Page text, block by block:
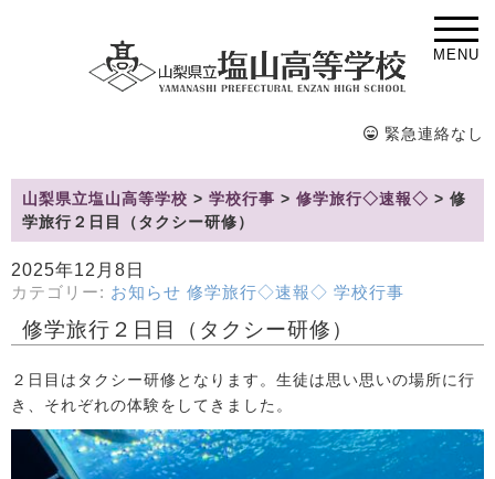
MENU
緊急連絡なし
山梨県立塩山高等学校 > 学校行事 > 修学旅行◇速報◇ > 修
学旅行２日目（タクシー研修）
2025年12月8日
カテゴリー: お知らせ 修学旅行◇速報◇ 学校行事
修学旅行２日目（タクシー研修）
２日目はタクシー研修となります。生徒は思い思いの場所に行
き、それぞれの体験をしてきました。